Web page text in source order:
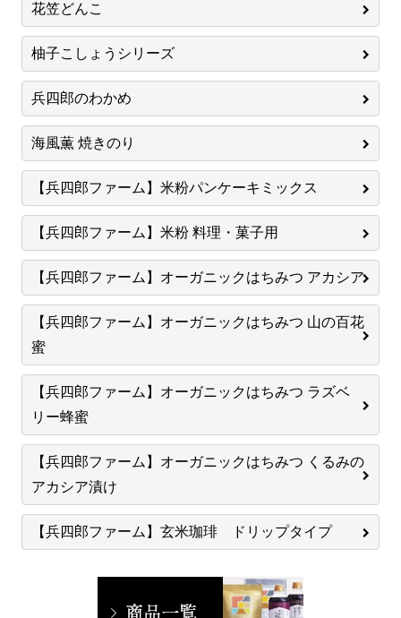
花笠どんこ
柚子こしょうシリーズ
兵四郎のわかめ
海風薫 焼きのり
【兵四郎ファーム】米粉パンケーキミックス
【兵四郎ファーム】米粉 料理・菓子用
【兵四郎ファーム】オーガニックはちみつ アカシア
【兵四郎ファーム】オーガニックはちみつ 山の百花
蜜
【兵四郎ファーム】オーガニックはちみつ ラズベ
リー蜂蜜
【兵四郎ファーム】オーガニックはちみつ くるみの
アカシア漬け
【兵四郎ファーム】玄米珈琲 ドリップタイプ